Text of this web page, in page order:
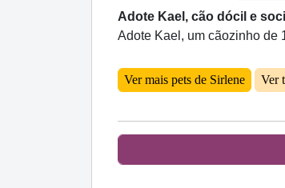
Adote Kael, cão dócil e
Adote Kael, um cãozinho de
Ver mais pets de Sirlene Ver